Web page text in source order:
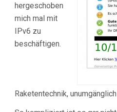
hergeschoben
mich mal mit
IPv6 zu
beschäftigen.
Raketentechnik,